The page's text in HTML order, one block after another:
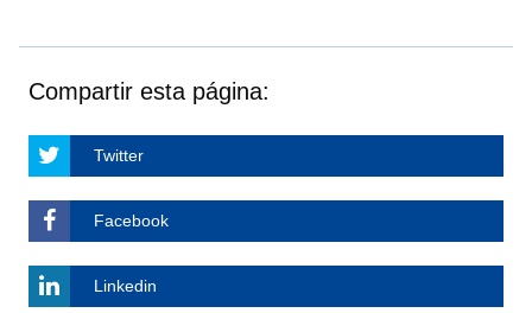
Compartir esta página:
Twitter
Facebook
Linkedin